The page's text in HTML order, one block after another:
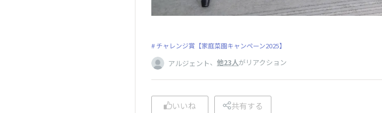
チャレンジ賞【家庭菜園キャンペーン2025】
アルジェント、 他23人がリアクション
いいね 共有する